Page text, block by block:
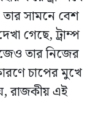
তার সামনে বেশ
গেছে, ট্রাম্প
তার নিজের
চাপের মুখে
রাজকীয় এই